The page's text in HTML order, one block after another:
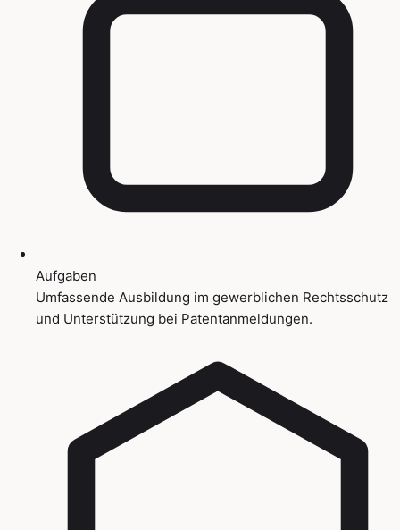
Aufgaben
Umfassende Ausbildung im gewerblichen Rechtsschutz
und Unterstützung bei Patentanmeldungen.